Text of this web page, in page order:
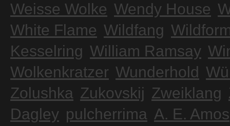
Weisse Wolke Wendy House
White Flame Wildfang
Kesselring William Ramsay
Wolkenkratzer Wunderhold
Zolushka Zukovskij Zweiklang
Dagley pulcherrima A. E. Amos